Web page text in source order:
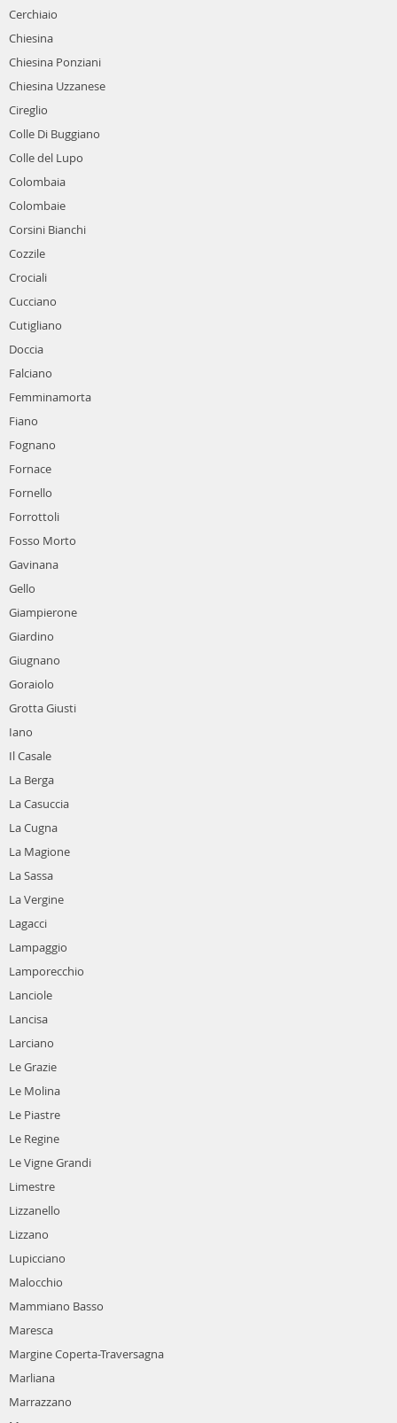
Cerchiaio
Chiesina
Chiesina Ponziani
Chiesina Uzzanese
Cireglio
Colle Di Buggiano
Colle del Lupo
Colombaia
Colombaie
Corsini Bianchi
Cozzile
Crociali
Cucciano
Cutigliano
Doccia
Falciano
Femminamorta
Fiano
Fognano
Fornace
Fornello
Forrottoli
Fosso Morto
Gavinana
Gello
Giampierone
Giardino
Giugnano
Goraiolo
Grotta Giusti
Iano
Il Casale
La Berga
La Casuccia
La Cugna
La Magione
La Sassa
La Vergine
Lagacci
Lampaggio
Lamporecchio
Lanciole
Lancisa
Larciano
Le Grazie
Le Molina
Le Piastre
Le Regine
Le Vigne Grandi
Limestre
Lizzanello
Lizzano
Lupicciano
Malocchio
Mammiano Basso
Maresca
Margine Coperta-Traversagna
Marliana
Marrazzano